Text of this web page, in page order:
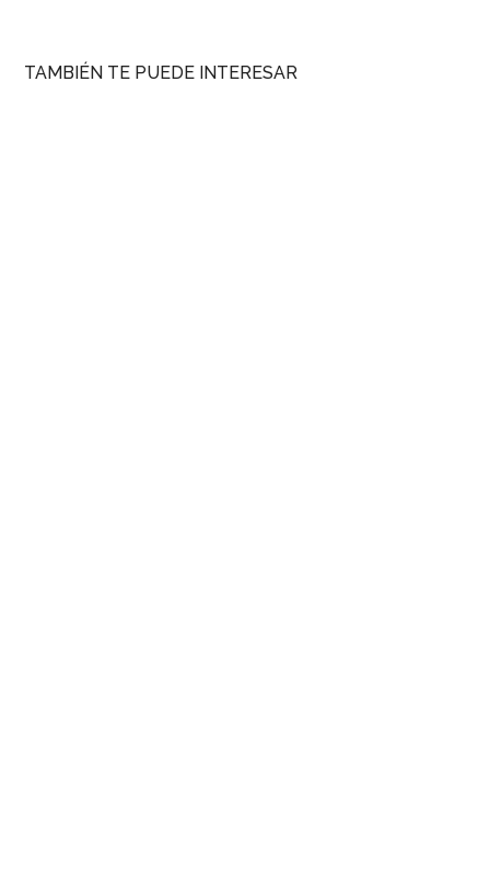
TAMBIÉN TE PUEDE INTERESAR